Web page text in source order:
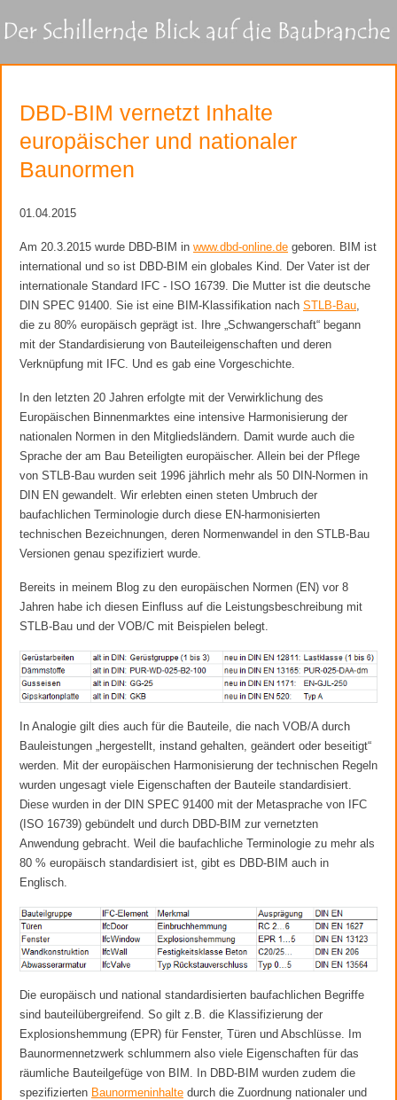
DBD-BIM vernetzt Inhalte
europäischer und nationaler
Baunormen
01.04.2015
Am 20.3.2015 wurde DBD-BIM in www.dbd-online.de geboren. BIM ist
international und so ist DBD-BIM ein globales Kind. Der Vater ist der
internationale Standard IFC - ISO 16739. Die Mutter ist die deutsche
DIN SPEC 91400. Sie ist eine BIM-Klassifikation nach STLB-Bau,
die zu 80% europäisch geprägt ist. Ihre „Schwangerschaft“ begann
mit der Standardisierung von Bauteileigenschaften und deren
Verknüpfung mit IFC. Und es gab eine Vorgeschichte.
In den letzten 20 Jahren erfolgte mit der Verwirklichung des
Europäischen Binnenmarktes eine intensive Harmonisierung der
nationalen Normen in den Mitgliedsländern. Damit wurde auch die
Sprache der am Bau Beteiligten europäischer. Allein bei der Pflege
von STLB-Bau wurden seit 1996 jährlich mehr als 50 DIN-Normen in
DIN EN gewandelt. Wir erlebten einen steten Umbruch der
baufachlichen Terminologie durch diese EN-harmonisierten
technischen Bezeichnungen, deren Normenwandel in den STLB-Bau
Versionen genau spezifiziert wurde.
Bereits in meinem Blog zu den europäischen Normen (EN) vor 8
Jahren habe ich diesen Einfluss auf die Leistungsbeschreibung mit
STLB-Bau und der VOB/C mit Beispielen belegt.
In Analogie gilt dies auch für die Bauteile, die nach VOB/A durch
Bauleistungen „hergestellt, instand gehalten, geändert oder beseitigt“
werden. Mit der europäischen Harmonisierung der technischen Regeln
wurden ungesagt viele Eigenschaften der Bauteile standardisiert.
Diese wurden in der DIN SPEC 91400 mit der Metasprache von IFC
(ISO 16739) gebündelt und durch DBD-BIM zur vernetzten
Anwendung gebracht. Weil die baufachliche Terminologie zu mehr als
80 % europäisch standardisiert ist, gibt es DBD-BIM auch in
Englisch.
Die europäisch und national standardisierten baufachlichen Begriffe
sind bauteilübergreifend. So gilt z.B. die Klassifizierung der
Explosionshemmung (EPR) für Fenster, Türen und Abschlüsse. Im
Baunormennetzwerk schlummern also viele Eigenschaften für das
räumliche Bauteilgefüge von BIM. In DBD-BIM wurden zudem die
spezifizierten Baunormeninhalte durch die Zuordnung nationaler und